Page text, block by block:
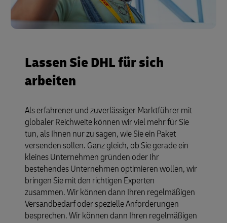
Lassen Sie DHL für sich
arbeiten
Als erfahrener und zuverlässiger Marktführer mit
globaler Reichweite können wir viel mehr für Sie
tun, als Ihnen nur zu sagen, wie Sie ein Paket
versenden sollen. Ganz gleich, ob Sie gerade ein
kleines Unternehmen gründen oder Ihr
bestehendes Unternehmen optimieren wollen, wir
bringen Sie mit den richtigen Experten
zusammen. Wir können dann Ihren regelmäßigen
Versandbedarf oder spezielle Anforderungen
besprechen. Wir können dann Ihren regelmäßigen